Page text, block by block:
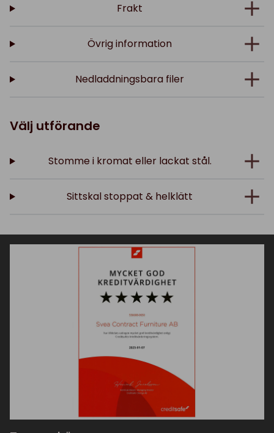
Frakt
Övrig information
Nedladdningsbara filer
Välj utförande
Stomme i kromat eller lackat stål.
Sittskal stoppat & helklätt